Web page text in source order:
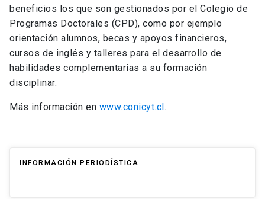
beneficios los que son gestionados por el Colegio de
Programas Doctorales (CPD), como por ejemplo
orientación alumnos, becas y apoyos financieros,
cursos de inglés y talleres para el desarrollo de
habilidades complementarias a su formación
disciplinar.
Más información en www.conicyt.cl.
INFORMACIÓN PERIODÍSTICA